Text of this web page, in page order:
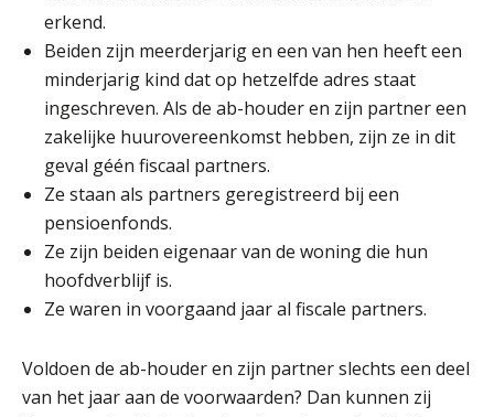
erkend.
Beiden zijn meerderjarig en een van hen heeft een
minderjarig kind dat op hetzelfde adres staat
ingeschreven. Als de ab-houder en zijn partner een
zakelijke huurovereenkomst hebben, zijn ze in dit
geval géén fiscaal partners.
Ze staan als partners geregistreerd bij een
pensioenfonds.
Ze zijn beiden eigenaar van de woning die hun
hoofdverblijf is.
Ze waren in voorgaand jaar al fiscale partners.
Voldoen de ab-houder en zijn partner slechts een deel
van het jaar aan de voorwaarden? Dan kunnen zij